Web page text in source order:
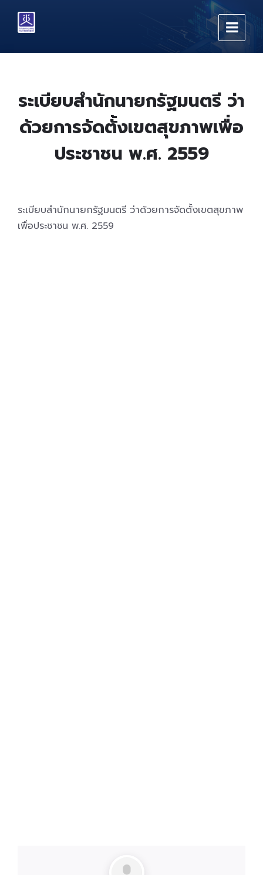
content
main
footer
ระเบียบสำนักนายกรัฐมนตรี ว่า
ด้วยการจัดตั้งเขตสุขภาพเพื่อ
ประชาชน พ.ศ. 2559
ระเบียบสำนักนายกรัฐมนตรี ว่าด้วยการจัดตั้งเขตสุขภาพ
เพื่อประชาชน พ.ศ. 2559